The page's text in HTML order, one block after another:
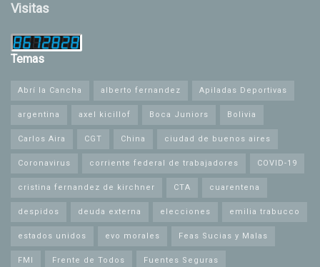
Visitas
Temas
Abrí la Cancha alberto fernandez Apiladas Deportivas
argentina axel kicillof Boca Juniors Bolivia
Carlos Aira CGT China ciudad de buenos aires
Coronavirus corriente federal de trabajadores COVID-19
cristina fernandez de kirchner CTA cuarentena
despidos deuda externa elecciones emilia trabucco
estados unidos evo morales Feas Sucias y Malas
FMI Frente de Todos Fuentes Seguras